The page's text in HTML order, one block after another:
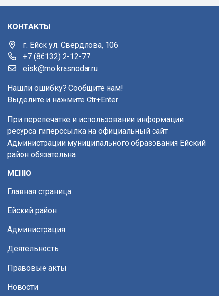
КОНТАКТЫ
г. Ейск ул. Свердлова, 106
+7 (86132) 2-12-77
eisk@mo.krasnodar.ru
Нашли ошибку? Сообщите нам!
Выделите и нажмите Ctr+Enter
При перепечатке и использовании информации
ресурса гиперссылка на официальный сайт
Администрации муниципального образования Ейский
район обязательна
МЕНЮ
Главная страница
Ейский район
Администрация
Деятельность
Правовые акты
Новости